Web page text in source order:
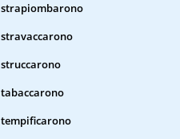
strapiombarono
stravaccarono
struccarono
tabaccarono
tempificarono